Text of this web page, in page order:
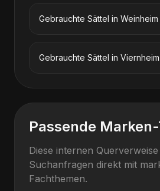
Gebrauchte Sättel in Weinheim
Gebrauchte Sättel in Viernheim
Passende
Diese internen
Suchanfragen direkt mit
Fachthemen.